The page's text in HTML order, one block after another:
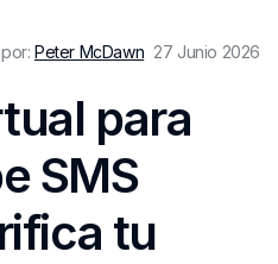
Peter McDawn 27 Junio 2026
para
SMS
tu